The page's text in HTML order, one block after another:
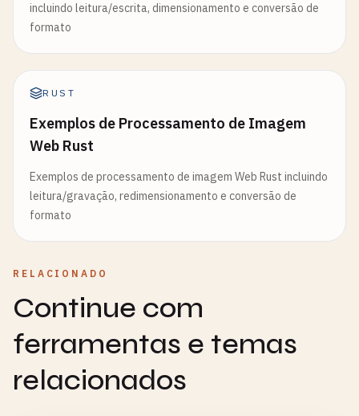
incluindo leitura/escrita, dimensionamento e conversão de
formato
RUST
Exemplos de Processamento de Imagem
Web Rust
Exemplos de processamento de imagem Web Rust incluindo
leitura/gravação, redimensionamento e conversão de
formato
RELACIONADO
Continue com
ferramentas e temas
relacionados